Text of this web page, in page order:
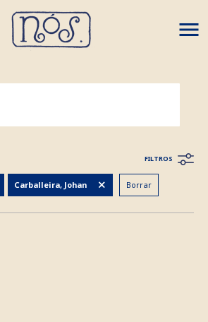
FILTROS
Carballeira, Johan Borrar